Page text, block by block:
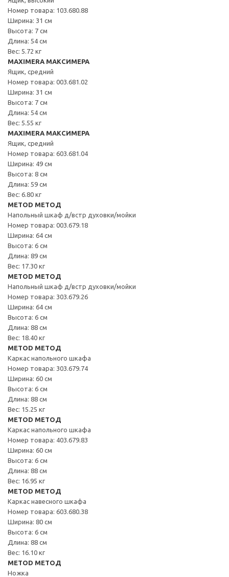
Номер товара: 103.680.88
Ширина: 31 см
Высота: 7 см
Длина: 54 см
Вес: 5.72 кг
MAXIMERA МАКСИМЕРА
Ящик, средний
Номер товара: 003.681.02
Ширина: 31 см
Высота: 7 см
Длина: 54 см
Вес: 5.55 кг
MAXIMERA МАКСИМЕРА
Ящик, средний
Номер товара: 603.681.04
Ширина: 49 см
Высота: 8 см
Длина: 59 см
Вес: 6.80 кг
METOD МЕТОД
Напольный шкаф д/встр духовки/мойки
Номер товара: 003.679.18
Ширина: 64 см
Высота: 6 см
Длина: 89 см
Вес: 17.30 кг
METOD МЕТОД
Напольный шкаф д/встр духовки/мойки
Номер товара: 303.679.26
Ширина: 64 см
Высота: 6 см
Длина: 88 см
Вес: 18.40 кг
METOD МЕТОД
Каркас напольного шкафа
Номер товара: 303.679.74
Ширина: 60 см
Высота: 6 см
Длина: 88 см
Вес: 15.25 кг
METOD МЕТОД
Каркас напольного шкафа
Номер товара: 403.679.83
Ширина: 60 см
Высота: 6 см
Длина: 88 см
Вес: 16.95 кг
METOD МЕТОД
Каркас навесного шкафа
Номер товара: 603.680.38
Ширина: 80 см
Высота: 6 см
Длина: 88 см
Вес: 16.10 кг
METOD МЕТОД
Ножка